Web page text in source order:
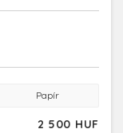
Papír
2 500 HUF